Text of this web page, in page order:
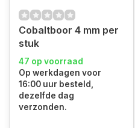
Cobaltboor 4 mm per
stuk
47 op voorraad
Op werkdagen voor
16:00 uur besteld,
dezelfde dag
verzonden.